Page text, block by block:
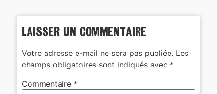
Laisser un commentaire
Votre adresse e-mail ne sera pas publiée. Les
champs obligatoires sont indiqués avec *
Commentaire *